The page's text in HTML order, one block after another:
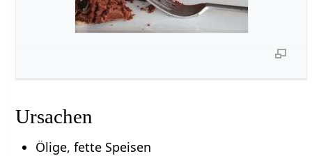
Ursachen
Ölige, fette Speisen